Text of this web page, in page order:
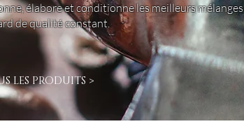
élabore et conditionne les meilleurs mélanges
de qualité constant.
LES PRODUITS >